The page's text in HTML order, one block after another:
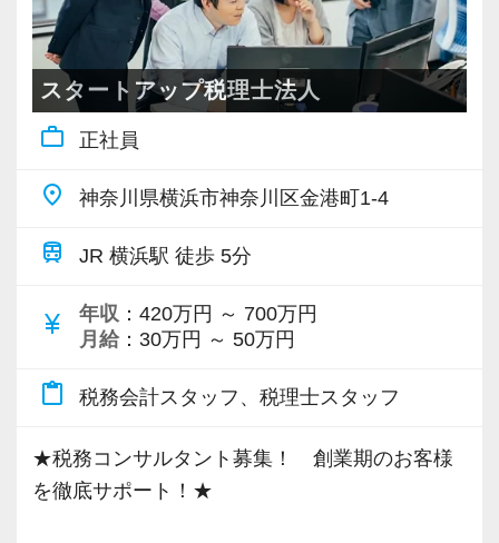
悩んでいるスタッフがいれば「何かあった
の？」と自ら声をかけて、一緒に問題解決に乗
り出します。
頑張れば頑張った分だけ評価されるため、希望
すればリーダーや管理職のようなポジションへ
のチャレンジも可能。
税務の知識やスキルだけではない「人に信頼さ
ひ当社の横浜オフィスで一緒に働きましょう！
頼される税務のプロを目指せます】
様に寄り添う」ことが一つの使命です。
【対象業種100種以上！節税・融資・税務調査に
強い税理士法人です】
創業以来17年連続増収増益、顧問先数2500以
上、全国6拠点で安定的に成長中です。
お客様に事務所までご来社いただく来所型サー
います。
専門Webサイトを10サイト以上運営しており、
新規顧問契約のお客様が毎年400件以上増加！
各オフィスに国税OB税理士が在籍しているの
応、給付金のサポート、補助金のサポートなど
お手伝いできる業務は数多く存在しています。
スタートアップ税理士法人
work_outline 正社員
place 神奈川県横浜市神奈川区金港町1-4
train JR 横浜駅 徒歩 5分
currency_yen 年収 ：420万円 ～ 700万円
月給 ：30万円 ～ 50万円
content_paste 税務会計スタッフ、税理士スタッフ
★税務コンサルタント募集！ 創業期のお客様
を徹底サポート！★